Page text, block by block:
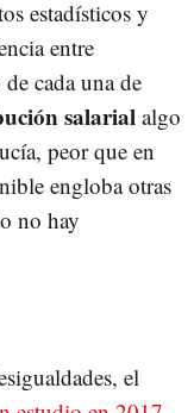
estadísticos y
entre
cada una de
salarial algo
peor que en
engloba otras
no hay
el